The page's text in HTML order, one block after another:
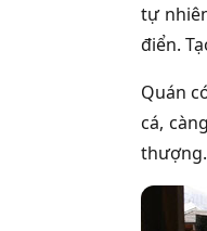
tự
điển.
Quán
cá,
thượng.